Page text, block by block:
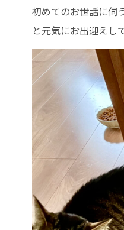
初めてのお世話に伺
と元気にお出迎えし